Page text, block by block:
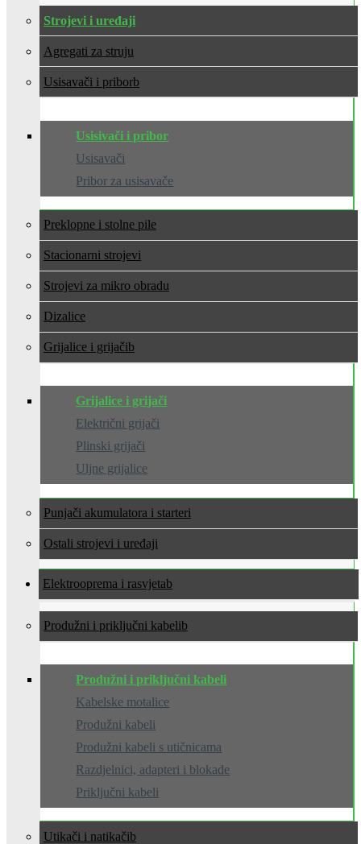
Strojevi i uređaji
Agregati za struju
Usisavači i pribor
Usisivači i pribor
Usisavači
Pribor za usisavače
Preklopne i stolne pile
Stacionarni strojevi
Strojevi za mikro obradu
Dizalice
Grijalice i grijači
Grijalice i grijači
Električni grijači
Plinski grijači
Uljne grijalice
Punjači akumulatora i starteri
Ostali strojevi i uređaji
Elektrooprema i rasvjeta
Produžni i priključni kabeli
Produžni i priključni kabeli
Kabelske motalice
Produžni kabeli
Produžni kabeli s utičnicama
Razdjelnici, adapteri i blokade
Priključni kabeli
Utikači i natikači